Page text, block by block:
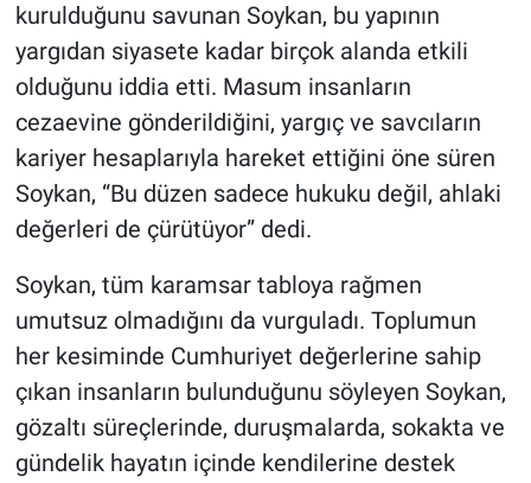
kurulduğunu savunan Soykan, bu yapının
yargıdan siyasete kadar birçok alanda etkili
olduğunu iddia etti. Masum insanların
cezaevine gönderildiğini, yargıç ve savcıların
kariyer hesaplarıyla hareket ettiğini öne süren
Soykan, “Bu düzen sadece hukuku değil, ahlaki
değerleri de çürütüyor” dedi.
Soykan, tüm karamsar tabloya rağmen
umutsuz olmadığını da vurguladı. Toplumun
her kesiminde Cumhuriyet değerlerine sahip
çıkan insanların bulunduğunu söyleyen Soykan,
gözaltı süreçlerinde, duruşmalarda, sokakta ve
gündelik hayatın içinde kendilerine destek